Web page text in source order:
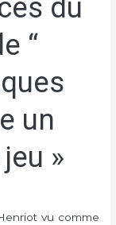
du
“
un
»
vu comme